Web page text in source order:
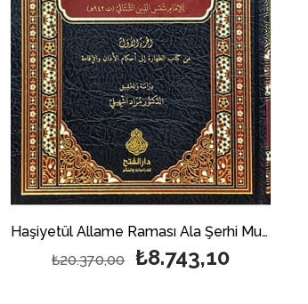
Haşiyetül Allame Raması Ala Şerhi Muhtasar Halil El Müsemma Cevahirüd Dürer Fi Halli Elfazıl Muhtasar 10 Cilt - حاشية العلامة الرماصي على شرح مختصر خليل المسمى جواهر الدرر في حل ألفاظ المختصر
₺8.743,10
₺20.370,00